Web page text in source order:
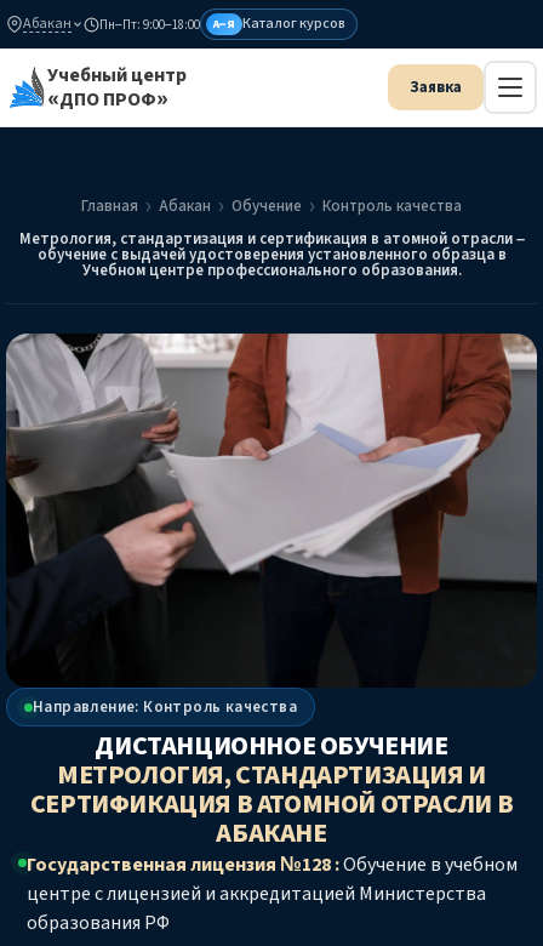
Абакан Пн–Пт: 9:00–18:00 А–Я Каталог курсов
Учебный центр
«ДПО ПРОФ»
Главная Абакан Обучение
Контроль качества
Метрология, стандартизация и сертификация в атомной отрасли –
обучение с выдачей удостоверения установленного образца в
Учебном центре профессионального образования.
Направление: Контроль качества
ДИСТАНЦИОННОЕ ОБУЧЕНИЕ
МЕТРОЛОГИЯ, СТАНДАРТИЗАЦИЯ И
СЕРТИФИКАЦИЯ В АТОМНОЙ ОТРАСЛИ В
АБАКАНЕ
Государственная лицензия №128 :Обучение в учебном
центре с лицензией и аккредитацией Министерства
образования РФ